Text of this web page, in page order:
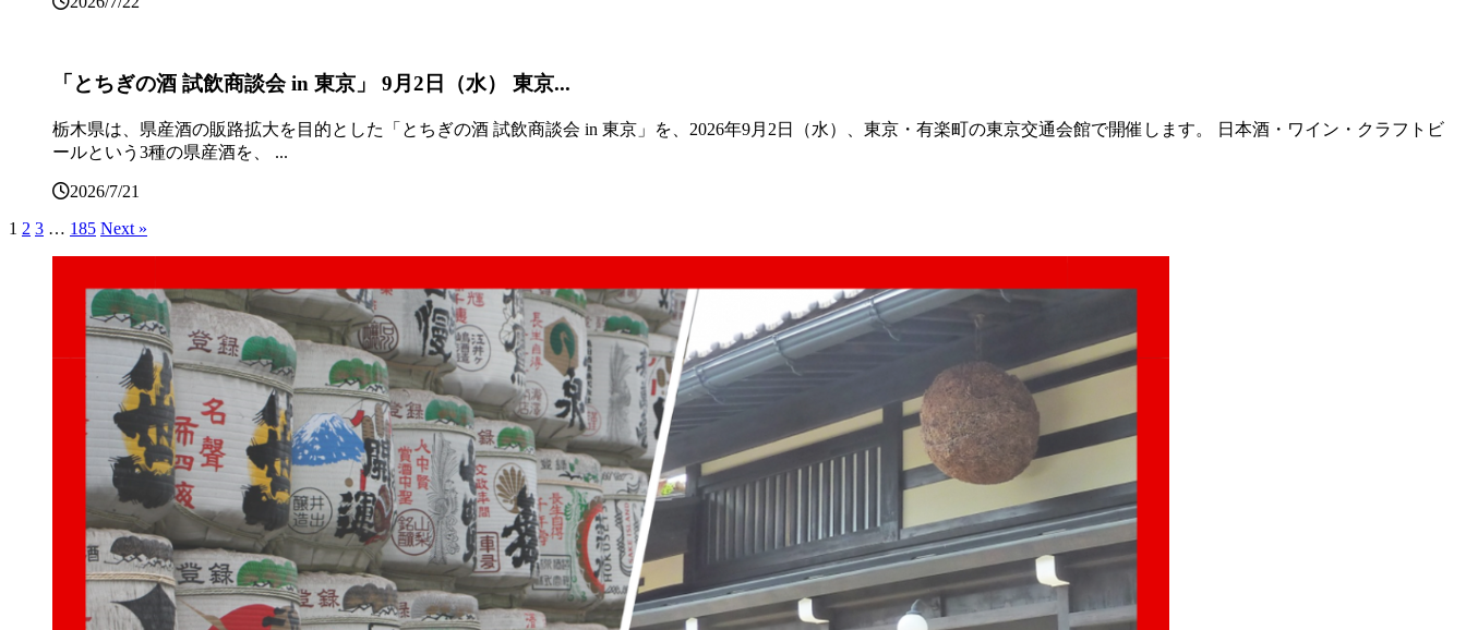
「とちぎの酒 試飲商談会 in 東京」 9月2日（水） 東京...
栃木県は、県産酒の販路拡大を目的とした「とちぎの酒 試飲商談会 in 東京」を、2026年9月2日（水）、東京・有楽町の東京交通会館で開催します。 日本酒・ワイン・クラフトビ
ールという3種の県産酒を、 ...
2026/7/21
1 2 3 … 185 Next »